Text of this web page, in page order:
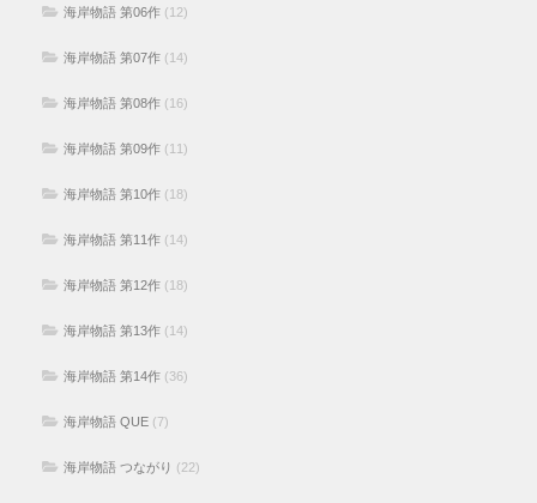
海岸物語 第06作 (12)
海岸物語 第07作 (14)
海岸物語 第08作 (16)
海岸物語 第09作 (11)
海岸物語 第10作 (18)
海岸物語 第11作 (14)
海岸物語 第12作 (18)
海岸物語 第13作 (14)
海岸物語 第14作 (36)
海岸物語 QUE (7)
海岸物語 つながり (22)